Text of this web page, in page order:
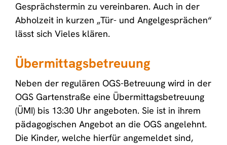
Gesprächstermin zu vereinbaren. Auch in der
Abholzeit in kurzen „Tür- und Angelgesprächen“
lässt sich Vieles klären.
Übermittagsbetreuung
Neben der regulären OGS-Betreuung wird in der
OGS Gartenstraße eine Übermittagsbetreuung
(ÜMI) bis 13:30 Uhr angeboten. Sie ist in ihrem
pädagogischen Angebot an die OGS angelehnt.
Die Kinder, welche hierfür angemeldet sind,